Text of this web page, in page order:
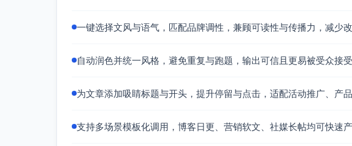
时间碎片也有效：3分钟呼吸、5分钟卡片、7分钟伸展。
一键选择文风与语气，匹配品牌调性，兼顾可读性与传播力，减少改
自动润色并统一风格，避免重复与跑题，输出可信且更易被受众接受
为文章添加吸睛标题与开头，提升停留与点击，适配活动推广、产品
支持多场景模板化调用，博客日更、营销软文、社媒长帖均可快速产